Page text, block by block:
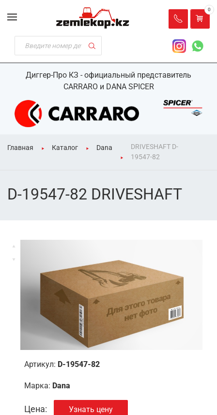
Диггер-Про КЗ - официальный представитель
CARRARO и DANA SPICER
0
Главная Каталог Dana
DRIVESHAFT D-
19547-82
D-19547-82 DRIVESHAFT
Артикул: D-19547-82
Марка: Dana
Цена: Узнать цену